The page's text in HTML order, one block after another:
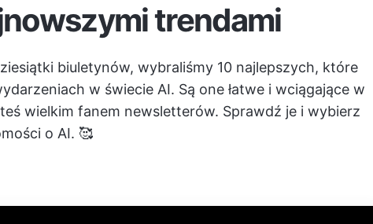
trendami
biuletynów, wybraliśmy 10 najlepszych, które
w świecie AI. Są one łatwe i wciągające w
wielkim fanem newsletterów. Sprawdź je i wybierz
o AI. 🥰